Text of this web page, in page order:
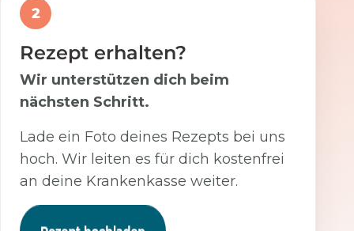
2
Rezept erhalten?
Wir unterstützen dich beim
nächsten Schritt.
Lade ein Foto deines Rezepts bei uns
hoch. Wir leiten es für dich kostenfrei
an deine Krankenkasse weiter.